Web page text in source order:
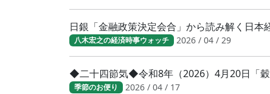
日銀「金融政策決定会合」から読み解く日本
八木宏之の経済時事ウォッチ 2026 / 04 / 29
◆二十四節気◆令和8年（2026）4月20日「
季節のお便り 2026 / 04 / 17